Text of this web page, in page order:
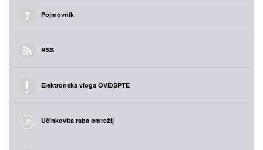
Pojmovnik
RSS
Elektronska vloga OVE/SPTE
Učinkovita raba omrežij